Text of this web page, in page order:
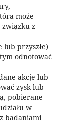
może
z
przyszłe)
odnotować
akcje lub
zysk lub
pobierane
w
badaniami